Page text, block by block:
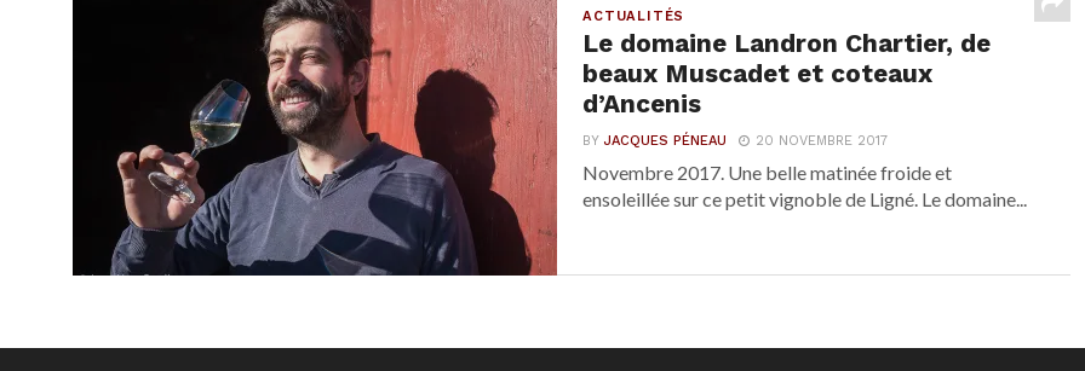
ACTUALITÉS
Le domaine Landron Chartier, de
beaux Muscadet et coteaux
d’Ancenis
BYJACQUES PÉNEAU 20 NOVEMBRE 2017
Novembre 2017. Une belle matinée froide et
ensoleillée sur ce petit vignoble de Ligné. Le domaine...